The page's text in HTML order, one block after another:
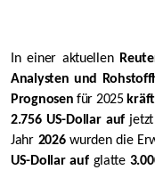
In einer aktuellen
Analysten und
Prognosen für 2025
2.756 US-Dollar auf
Jahr 2026wurden die
US-Dollar aufglatte